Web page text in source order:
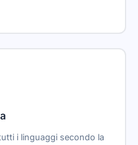
i linguaggi secondo la